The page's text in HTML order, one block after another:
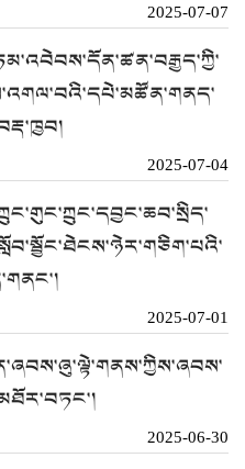
2025-07-07
2025-07-04
2025-07-01
2025-06-30